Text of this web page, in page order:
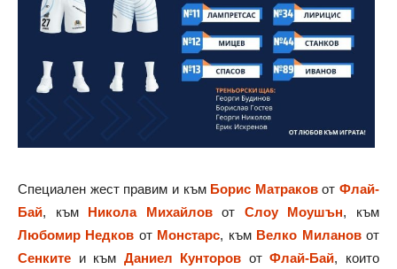
Специален жест правим и към Борис Матраковот Флай-
Бай, към Никола Михайловот Слоу Моушън, към
Любомир Недков от Монстарс, към Велко Милановот
Сенките и към Даниел Кунторов отФлай-Бай, които